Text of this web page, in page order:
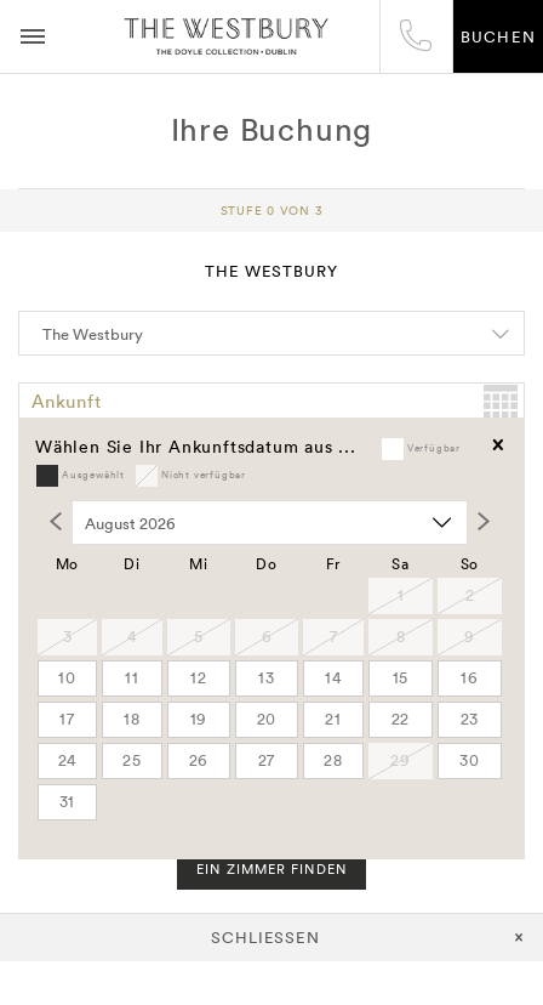
BUCHEN
Ihre Buchung
STUFE 0 VON 3
THE WESTBURY
Ankunft
Abreise
Wählen Sie Ihr Ankunftsdatum aus ...
Verfügbar
Ausgewählt
Nicht verfügbar
Mo Di Mi Do Fr Sa
So
1
2
3
4 5 6 7 8
9
10
11 12 13 14 15
16
17
18 19 20 21 22
23
24
25 26 27 28 29
30
31
Löschen
Gutschein Code
Zimmer
Erwachsene
Kinder
EIN ZIMMER FINDEN
SCHLIESSEN